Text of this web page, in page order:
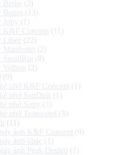
Beike (2)
Benro (13)
Joby (1)
K&F Concept (11)
Libec (22)
Manfrotto (2)
SmallRig (8)
(2)
(9)
nhớ K&F Concept (1)
nhớ SanDisk (1)
nhớ Sony (3)
nhớ Transcend
(3)
(11)
ảnh K&F Concept (9)
ảnh khác (1)
ảnh Peak Design
(1)